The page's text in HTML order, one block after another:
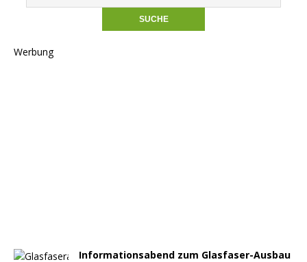
Werbung
Informationsabend zum Glasfaser-Ausbau